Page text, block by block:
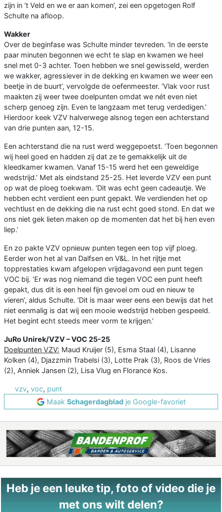
zijn in ‘t Veld en we er aan komen’, zei een opgetogen Rolf
Schulte na afloop.
Wakker
Over de beginfase was Schulte minder tevreden. ‘In de eerste
paar minuten begonnen we echt te slap en kwamen we heel
snel met 0-3 achter. Toen hebben we snel gewisseld, werden
we wakker, agressiever in de dekking en kwamen we weer een
beetje in de buurt’, vervolgde de oefenmeester. ‘Vlak voor rust
maakten zij weer twee doelpunten omdat we nét even niet
scherp genoeg zijn. Even te langzaam met terug verdedigen.’
Hierdoor keek VZV halverwege alsnog tegen een achterstand
van drie punten aan, 12-15.
Een achterstand die na rust werd weggepoetst. ‘Toen begonnen
wij heel goed en hadden zij dat ze te gemakkelijk uit de
kleedkamer kwamen. Vanaf 15-15 werd het een geweldige
wedstrijd.’ Met als eindstand 25-25. Het leverde VZV een punt
op wat de ploeg toekwam. ‘Dit was echt geen cadeautje. We
hebben echt verdient een punt gepakt. We verdienden het op
vechtlust en de dekking die na rust echt goed stond. En dat we
ons niet gek lieten maken op de momenten dat het bij hen even
liep.’
En zo pakte VZV opnieuw punten tegen een top vijf ploeg.
Eerder won het al van Dalfsen en V&L. In het rijtje met
topprestaties kwam afgelopen vrijdagavond een punt tegen
VOC bij. ‘Er was nog niemand die tegen VOC een punt heeft
gepakt, dus dit is een heel fijn gevoel om oud en nieuw te
vieren’, aldus Schulte. ‘Dit is maar weer eens een bewijs dat het
niet eenmalig is dat wij een mooie wedstrijd hebben gespeeld.
Het begint echt steeds meer vorm te krijgen.’
JuRo Unirek/VZV – VOC 25-25
Doelpunten VZV: Maud Kruijer (5), Esma Staal (4), Lisanne
Kolken (4), Djazzmin Trabelsi (3), Lotte Prak (3), Roos de Vries
(2), Anniek Jansen (2), Lisa Vlug en Florance Kos.
vzv, voc, punt
Maak Schagerdagbladje Google-favoriet
Heb je een leuke tip, foto of video die je
met ons wilt delen?